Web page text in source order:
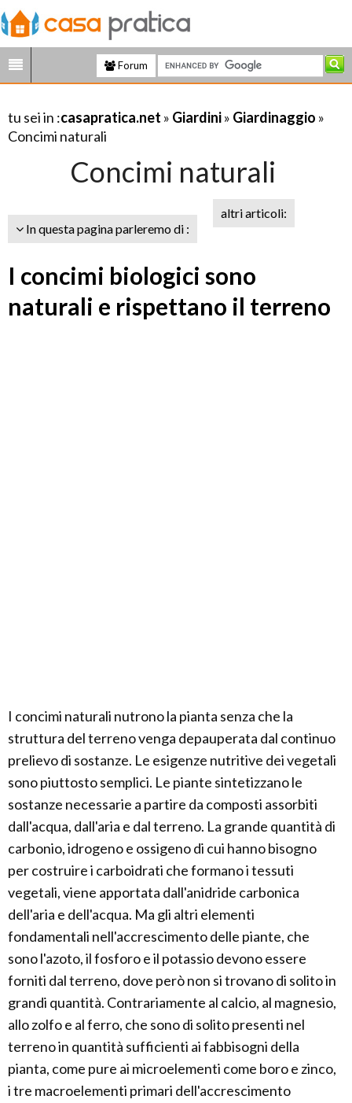
Forum
tu sei in :casapratica.net » Giardini» Giardinaggio »
Concimi naturali
Concimi naturali
In questa pagina parleremo di :
altri articoli:
I concimi biologici sono
naturali e rispettano il terreno
I concimi naturali nutrono la pianta senza che la
struttura del terreno venga depauperata dal continuo
prelievo di sostanze. Le esigenze nutritive dei vegetali
sono piuttosto semplici. Le piante sintetizzano le
sostanze necessarie a partire da composti assorbiti
dall'acqua, dall'aria e dal terreno. La grande quantità di
carbonio, idrogeno e ossigeno di cui hanno bisogno
per costruire i carboidrati che formano i tessuti
vegetali, viene apportata dall'anidride carbonica
dell'aria e dell'acqua. Ma gli altri elementi
fondamentali nell'accrescimento delle piante, che
sono l'azoto, il fosforo e il potassio devono essere
forniti dal terreno, dove però non si trovano di solito in
grandi quantità. Contrariamente al calcio, al magnesio,
allo zolfo e al ferro, che sono di solito presenti nel
terreno in quantità sufficienti ai fabbisogni della
pianta, come pure ai microelementi come boro e zinco,
i tre macroelementi primari dell'accrescimento